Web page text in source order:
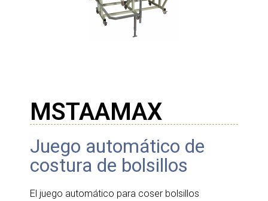
MSTAAMAX
Juego automático de
costura de bolsillos
El juego automático para coser bolsillos